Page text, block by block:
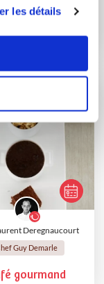
les détails
Guy Demarle
Cube fruité
Deregnaucourt
Guy Demarle
gourmand